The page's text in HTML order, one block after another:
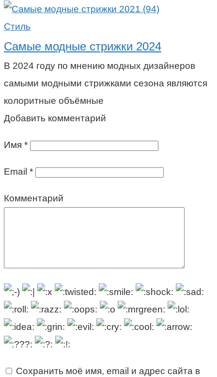
Стиль
Самые модные стрижки 2024
В 2024 году по мнению модных дизайнеров
самыми модными стрижками сезона являются
колоритные объёмные
Добавить комментарий
Имя *
Email *
Комментарий
Сохранить моё имя, email и адрес сайта в